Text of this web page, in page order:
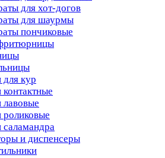
для хот-догов
для шаурмы
пончиковые
для кур
контактные
лавовые
роликовые
саламандра
и диспенсеры